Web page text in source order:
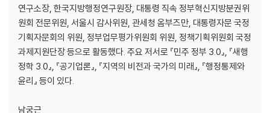
제11장 정부와 관료적 가치
제12장 정부와 윤리
제13장 한국 관료부패와 통제
연구소장, 한국지방행정연구원장, 대통령 직속 정부혁신지방분권위
원회 전문위원, 서울시 감사위원, 관세청 옴부즈만, 대통령자문 국정
기획자문회의 위원, 정부업무평가위원회 위원, 정책기획위원회 국정
과제지원단장 등으로 활동했다. 주요 저서로 『민주 정부 3.0』, 『새행
정학 3.0』, 『공기업론』, 『지역의 비전과 국가의 미래』, 『행정통제와
윤리』 등이 있다.
남궁근